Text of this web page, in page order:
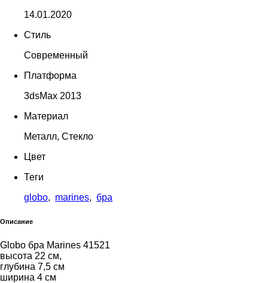
14.01.2020
Стиль
Современный
Платформа
3dsMax 2013
Материал
Металл, Стекло
Цвет
Теги
globo, marines, бра
Описание
Globo бра Marines 41521
высота 22 см,
глубина 7,5 см
ширина 4 см